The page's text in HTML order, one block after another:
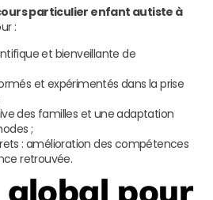
particulier enfant autiste à
:
et bienveillante de
et expérimentés dans la prise
des familles et une adaptation
;
: amélioration des compétences
retrouvée.
global pour